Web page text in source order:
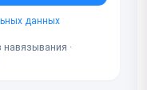
данных
навязывания ·